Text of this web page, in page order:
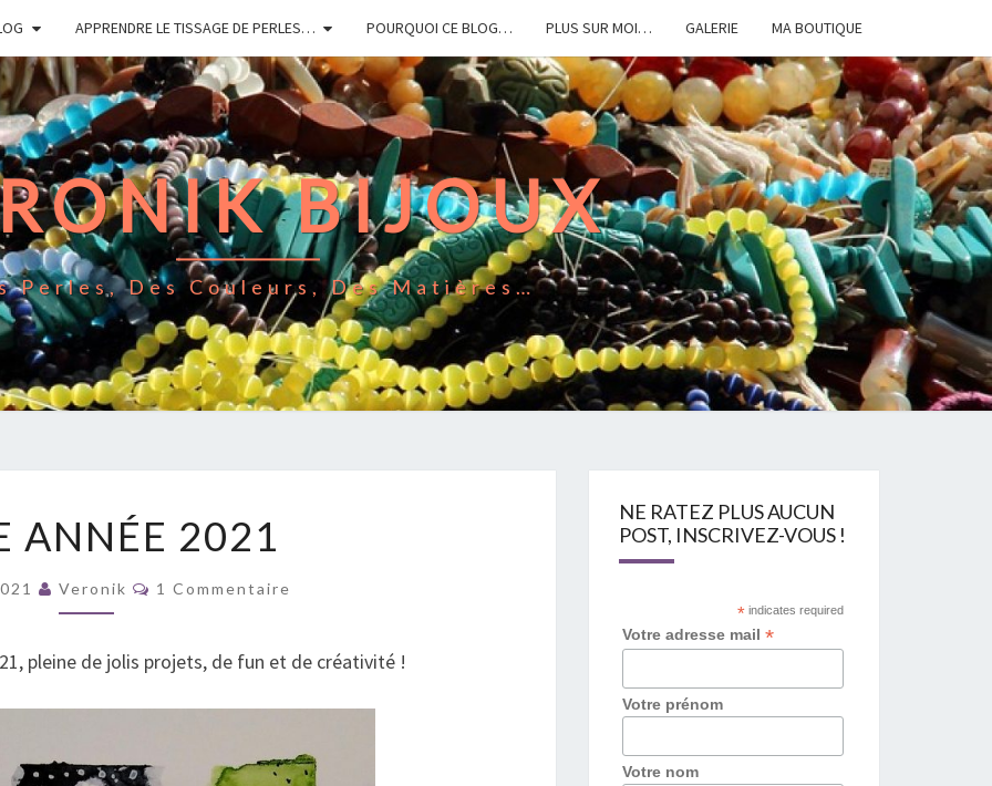
APPRENDRE LE TISSAGE DE PERLES… POURQUOI CE BLOG… PLUS SUR MOI… GALERIE MA BOUTIQUE
BIJOUX
Perles, Des Couleurs, Des Matières…
ANNÉE
ANNÉE 2021
Veronik Commentaires
1 Commentaire
pleine de jolis projets, de fun et de créativité !
NE RATEZ PLUS AUCUN
POST, INSCRIVEZ-VOUS !
*indicates required
Votre adresse mail *
Votre prénom
Votre nom